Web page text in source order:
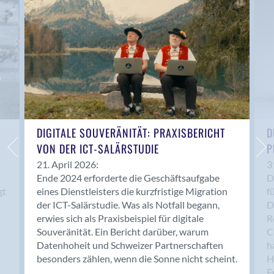
Anwil
Appenzell
Au SG
Baar
Baden
Balsthal
Balzers
Basel
Bassersdorf
Belp
Bendern
Benken (SG)
Bergdietikon
Berlin
Bern
Bern - Liebefeld
DIGITALE SOUVERÄNITÄT: PRAXISBERICHT
VON DER ICT-SALÄRSTUDIE
21. April 2026:
Ende 2024 erforderte die Geschäftsaufgabe
eines Dienstleisters die kurzfristige Migration
der ICT-Salärstudie. Was als Notfall begann,
erwies sich als Praxisbeispiel für digitale
Souveränität. Ein Bericht darüber, warum
Datenhoheit und Schweizer Partnerschaften
besonders zählen, wenn die Sonne nicht scheint.